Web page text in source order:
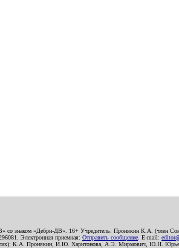
со знаком «Дебри-ДВ». 16+ Учредитель: Пронякин К.А. (член
Электронная приемная: Отправить сообщение . E-mail:
началах): К.А. Пронякин, И.Ю. Харитонова, А.Э. Мирмович,